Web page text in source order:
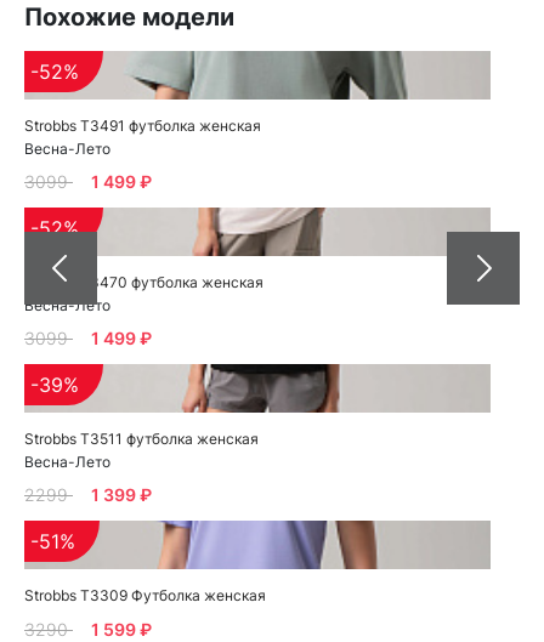
Похожие модели
Strobbs T3491 футболка женская
Весна-Лето
-52%
3099 1 499 ₽
Strobbs T3470 футболка женская
Весна-Лето
-52%
3099 1 499 ₽
Strobbs T3511 футболка женская
Весна-Лето
-39%
2299 1 399 ₽
Strobbs T3309 Футболка женская
-51%
3290 1 599 ₽